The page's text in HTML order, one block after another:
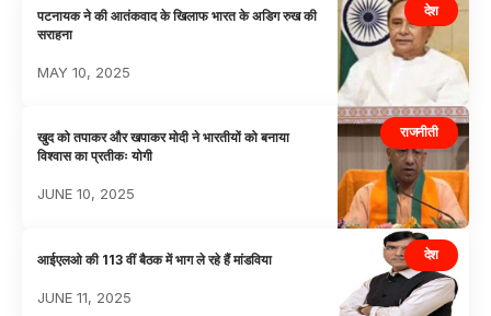
देश
पटनायक ने की आतंकवाद के खिलाफ भारत के अडिग रुख की
सराहना
MAY 10, 2025
राजनीती
खुद को तपाकर और खपाकर मोदी ने भारतीयों को बनाया
विश्वास का प्रतीकः योगी
JUNE 10, 2025
देश
आईएलओ की 113 वीं बैठक में भाग ले रहे हैं मांडविया
JUNE 11, 2025